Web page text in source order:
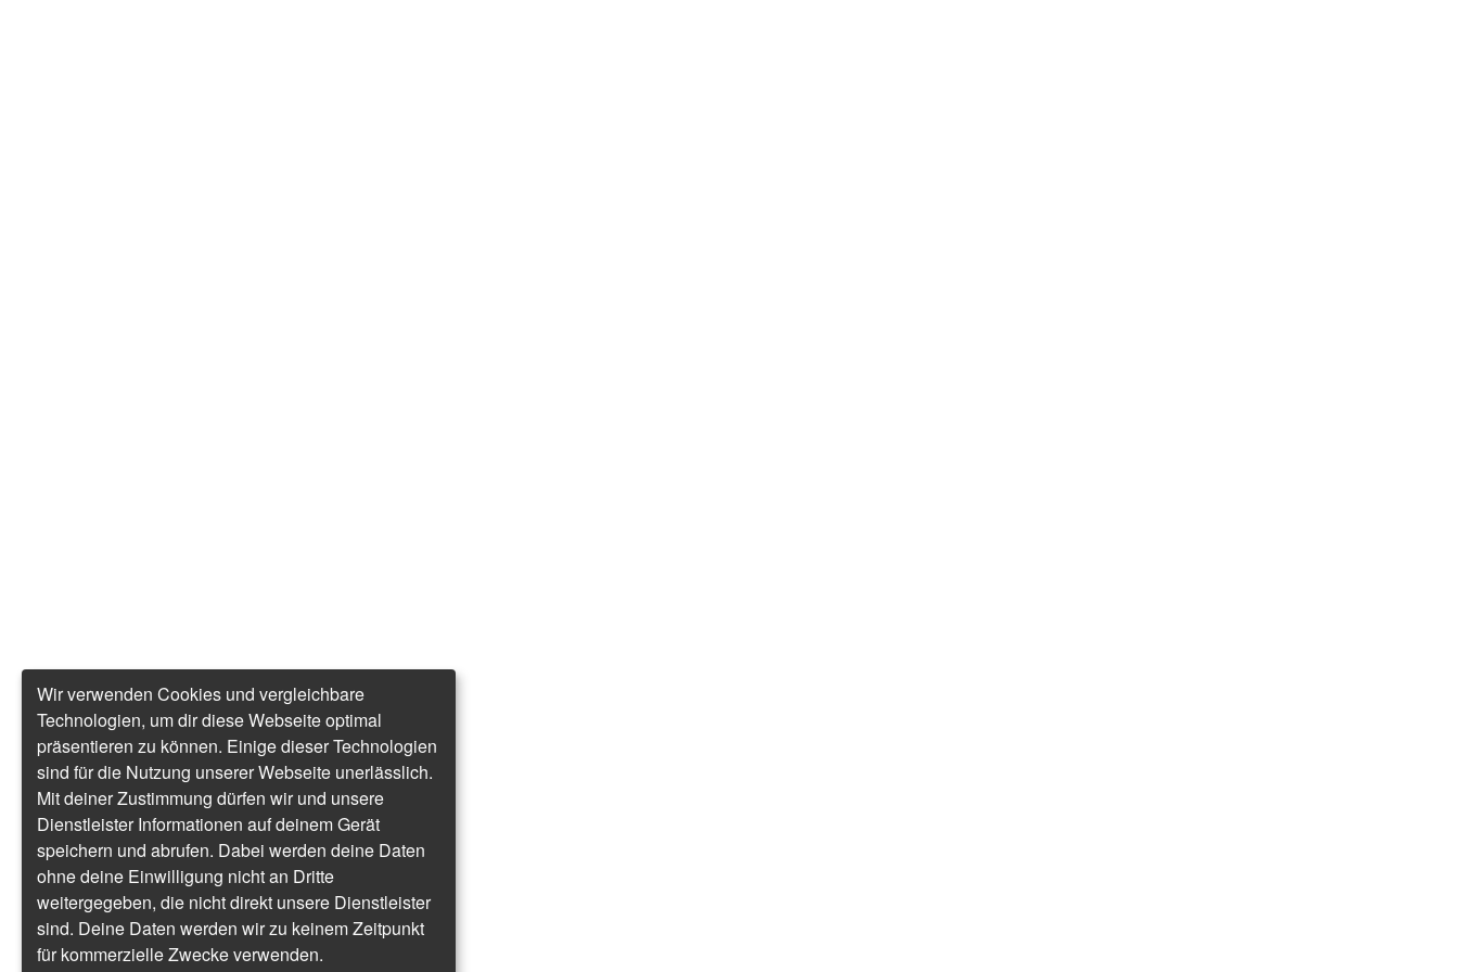
Wir verwenden Cookies und vergleichbare
Technologien, um dir diese Webseite optimal
präsentieren zu können. Einige dieser Technologien
sind für die Nutzung unserer Webseite unerlässlich.
Mit deiner Zustimmung dürfen wir und unsere
Dienstleister Informationen auf deinem Gerät
speichern und abrufen. Dabei werden deine Daten
ohne deine Einwilligung nicht an Dritte
weitergegeben, die nicht direkt unsere Dienstleister
sind. Deine Daten werden wir zu keinem Zeitpunkt
für kommerzielle Zwecke verwenden.